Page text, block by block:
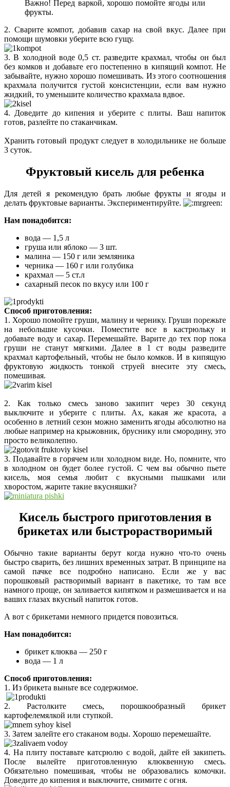
Важно! Перед варкой, хорошо помойте ягоды или
фрукты.
2. Сварите компот, добавив сахар на свой вкус. Далее при
помощи шумовки уберите всю гущу.
3. В холодной воде 0,5 ст. разведите крахмал, чтобы он был
без комков и добавьте его постепенно в кипящий компот. Не
забывайте, нужно хорошо помешивать. Из этого соотношения
крахмала получится густой консистенции, если вам нужно
жидкий, то уменьшите количество крахмала вдвое.
4. Доведите до кипения и уберите с плиты. Ваш напиток
готов, разлейте по стаканчикам.
Хранить готовый продукт следует в холодильнике не больше
3 суток.
Фруктовый кисель для ребенка
Для детей я рекомендую брать любые фрукты и ягоды и
делать фруктовые варианты. Экспериментируйте.
Нам понадобится:
вода — 1,5 л
груша или яблоко — 3 шт.
малина — 150 г или земляника
черника — 160 г или голубика
крахмал — 5 ст.л
сахарный песок по вкусу или 100 г
Способ приготовления:
1. Хорошо помойте груши, малину и чернику. Груши порежьте
на небольшие кусочки. Поместите все в кастрюльку и
добавьте воду и сахар. Перемешайте. Варите до тех пор пока
груши не станут мягкими. Далее в 1 ст воды разведите
крахмал картофельный, чтобы не было комков. И в кипящую
фруктовую жидкость тонкой струей внесите эту смесь,
помешивая.
2. Как только смесь заново закипит через 30 секунд
выключите и уберите с плиты. Ах, какая же красота, а
особенно в летний сезон можно заменить ягоды абсолютно на
любые например на крыжовник, бруснику или смородину, это
просто великолепно.
3. Подавайте в горячем или холодном виде. Но, помните, что
в холодном он будет более густой. С чем вы обычно пьете
кисель, моя семья любит с вкусными пышками или
хворостом, жарите такие вкусняшки?
Кисель быстрого приготовления в
брикетах или быстрорастворимый
Обычно такие варианты берут когда нужно что-то очень
быстро сварить, без лишних временных затрат. В принципе на
самой пачке все подробно написано. Если же у вас
порошковый растворимый вариант в пакетике, то там все
намного проще, он заливается кипятком и размешивается и на
ваших глазах вкусный напиток готов.
А вот с брикетами немного придется повозиться.
Нам понадобится:
брикет клюква — 250 г
вода — 1 л
Способ приготовления:
1. Из брикета выньте все содержимое.
2. Растолките смесь, порошкообразный брикет
картофелемялкой или ступкой.
3. Затем залейте его стаканом воды. Хорошо перемешайте.
4. На плиту поставьте катсрюлю с водой, дайте ей закипеть.
После вылейте приготовленную клюквенную смесь.
Обязательно помешивая, чтобы не образовались комочки.
Доведите до кипения и выключите, снимите с огня.